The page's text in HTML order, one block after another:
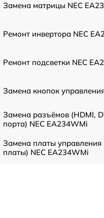
Замена матрицы NEC
Ремонт инвертора NEC
Ремонт подсветки NEC
Замена кнопок
Замена разъёмов (HDMI,
порта) NEC EA234WMi
Замена платы управления
платы) NEC EA234WMi